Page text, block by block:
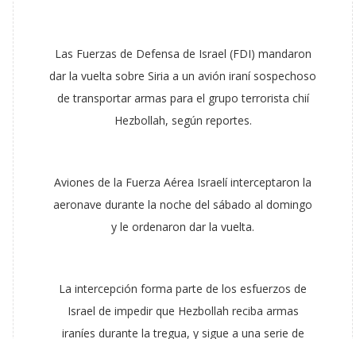
Las Fuerzas de Defensa de Israel (FDI) mandaron
dar la vuelta sobre Siria a un avión iraní sospechoso
de transportar armas para el grupo terrorista chií
Hezbollah, según reportes.
Aviones de la Fuerza Aérea Israelí interceptaron la
aeronave durante la noche del sábado al domingo
y le ordenaron dar la vuelta.
La intercepción forma parte de los esfuerzos de
Israel de impedir que Hezbollah reciba armas
iraníes durante la tregua, y sigue a una serie de